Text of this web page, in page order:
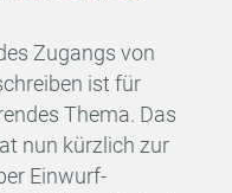
Zugangs von
ist für
Thema. Das
nun kürzlich zur
Einwurf-